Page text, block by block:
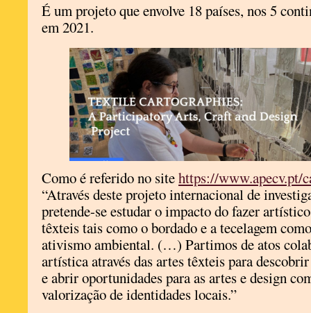
É um projeto que envolve 18 países, nos 5
em 2021.
Como é referido no sitehttps://www.apecv.pt/
“Através deste projeto internacional de
pretende-se estudar o impacto do fazer
têxteis tais como o bordado e a tecelagem
ativismo ambiental. (…) Partimos de atos
artística através das artes têxteis para
e abrir oportunidades para as artes e design
valorização de identidades locais.”